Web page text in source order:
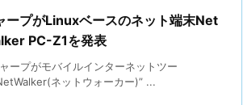
ープがLinuxベースのネット端末Net
PC-Z1を発表
ープがモバイルインターネットツー
ネットウォーカー)” ...